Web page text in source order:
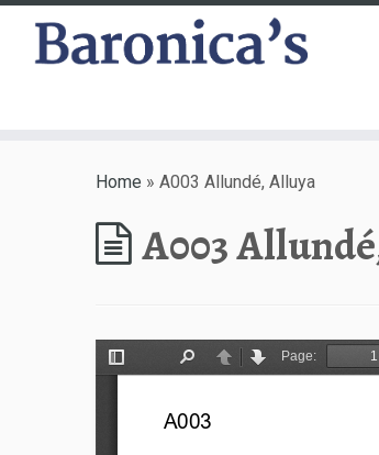
Home » A003 Allundé, Alluya
A003